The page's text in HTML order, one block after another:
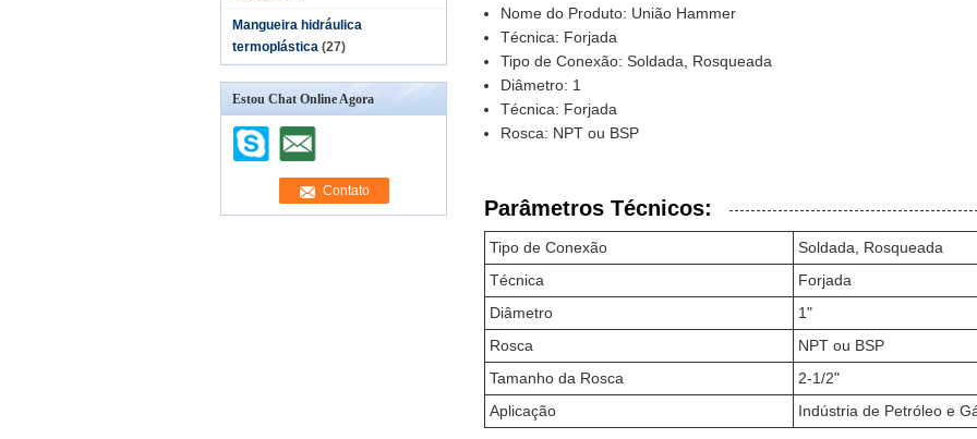
Mangueira hidráulica
termoplástica (27)
Estou Chat Online Agora
Nome do Produto: União Hammer
Técnica: Forjada
Tipo de Conexão: Soldada, Rosqueada
Diâmetro: 1
Técnica: Forjada
Rosca: NPT ou BSP
Parâmetros Técnicos:
Tipo de Conexão
Soldada, Rosqueada
Técnica
Forjada
Diâmetro
1"
Rosca
NPT ou BSP
Tamanho da Rosca
2-1/2"
Aplicação
Indústria de Petróleo e